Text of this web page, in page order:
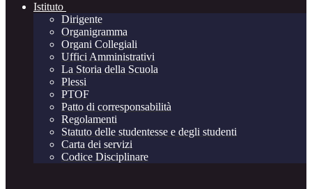
Istituto
Dirigente
Organigramma
Organi Collegiali
Uffici Amministrativi
La Storia della Scuola
Plessi
PTOF
Patto di corresponsabilità
Regolamenti
Statuto delle studentesse e degli studenti
Carta dei servizi
Codice Disciplinare